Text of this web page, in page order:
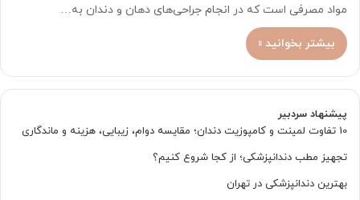
مواد مصرفی است که در انجام جراحی‌های دهان و دندان به…
بیشتر بخوانید »
پیشنهاد سردبیر
10 تفاوت لمینت و کامپوزیت دندان؛ مقایسه دوام، زیبایی، هزینه و ماندگاری
تجهیز مطب دندانپزشکی؛ از کجا شروع کنیم؟
بهترین دندانپزشکی در تهران